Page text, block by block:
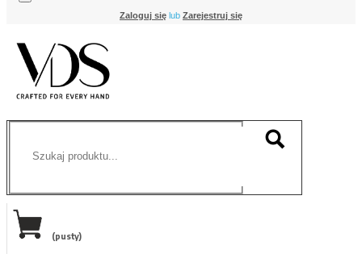
Zaloguj się lub Zarejestruj się
(pusty)